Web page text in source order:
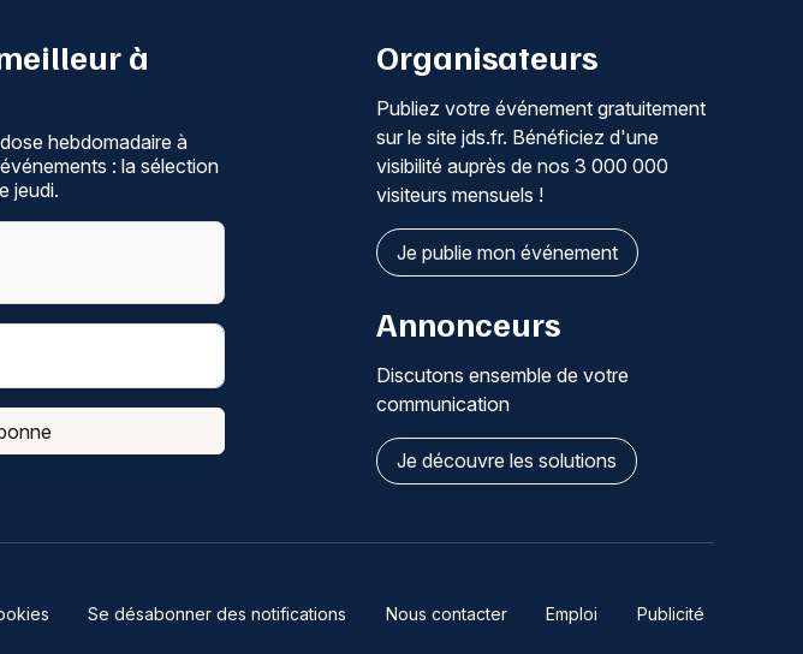
à
hebdomadaire à
: la sélection
jeudi.
Organisateurs
Publiez votre événement gratuitement
sur le site jds.fr. Bénéficiez d'une
visibilité auprès de nos 3 000 000
visiteurs mensuels !
Je publie mon événement
Annonceurs
Discutons ensemble de votre
communication
Je découvre les solutions
Se désabonner des notifications Nous contacter Emploi Publicité